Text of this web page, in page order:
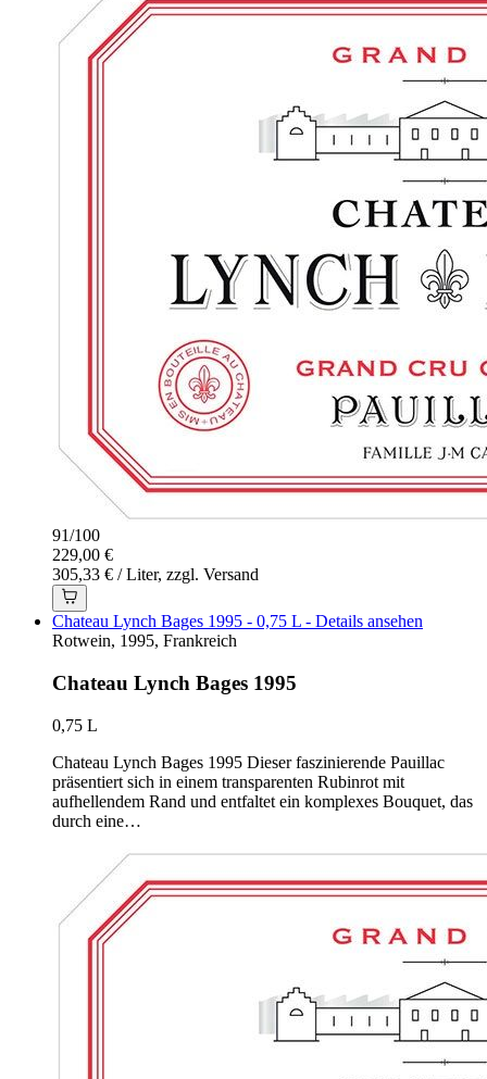
91/100
229,00 €
305,33 € / Liter, zzgl. Versand
Chateau Lynch Bages 1995 - 0,75 L - Details ansehen
Rotwein, 1995, Frankreich
Chateau Lynch Bages 1995
0,75 L
Chateau Lynch Bages 1995 Dieser faszinierende Pauillac
präsentiert sich in einem transparenten Rubinrot mit
aufhellendem Rand und entfaltet ein komplexes Bouquet, das
durch eine…